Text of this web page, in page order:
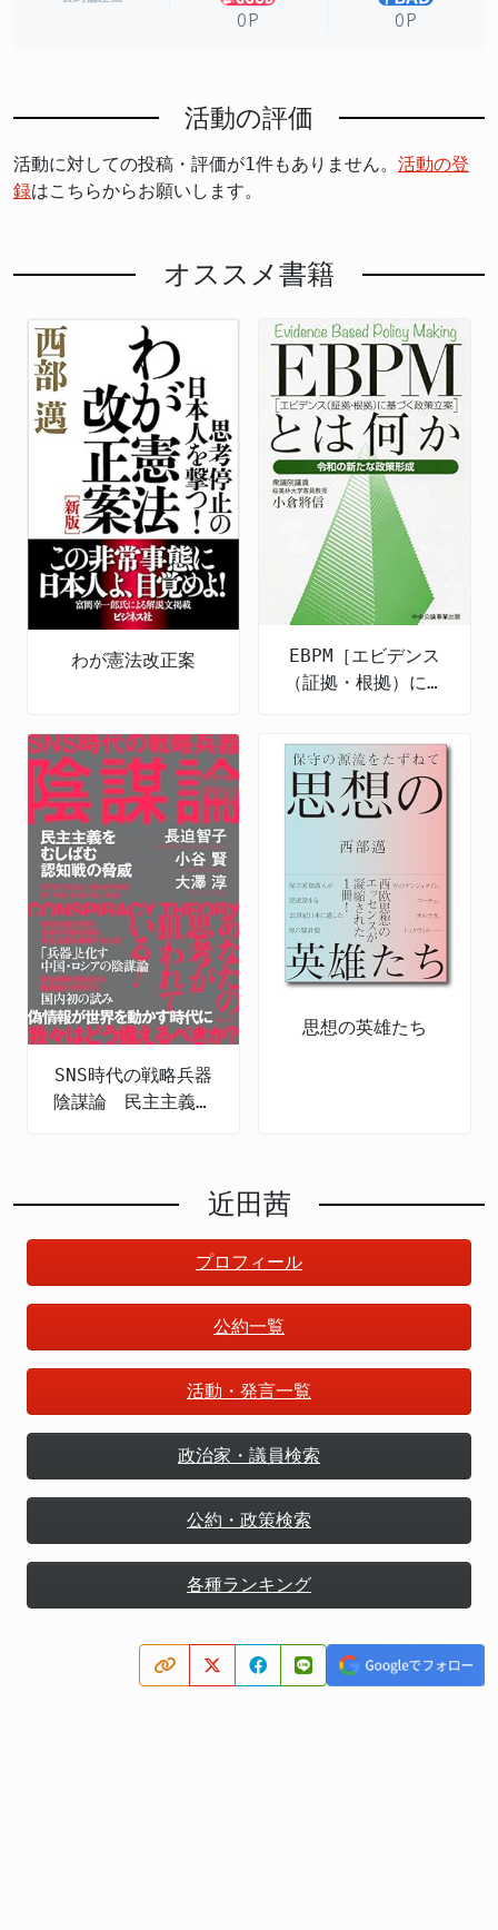
0P 0P
活動の評価
活動に対しての投稿・評価が1件もありません。 活動の登
録はこちらからお願いします。
オススメ書籍
わが憲法改正案
EBPM［エビデンス
（証拠・根拠）に基
政策形成
SNS時代の戦略兵器
陰謀論 民主主義を
思想の英雄たち
近田茜
プロフィール
公約一覧
活動・発言一覧
政治家・議員検索
公約・政策検索
各種ランキング